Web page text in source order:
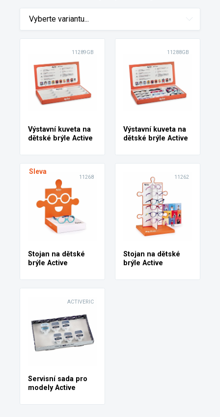
Vyberte variantu...
11289GB
Výstavní kuveta na
dětské brýle Active
11288GB
Výstavní kuveta na
dětské brýle Active
Sleva
11268
Stojan na dětské
brýle Active
11262
Stojan na dětské
brýle Active
ACTIVERIC
Servisní sada pro
modely Active